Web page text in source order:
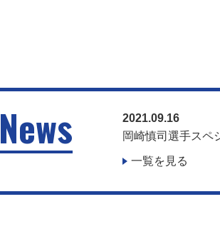
News
2021.09.16
岡崎慎司選手ス
一覧を見る